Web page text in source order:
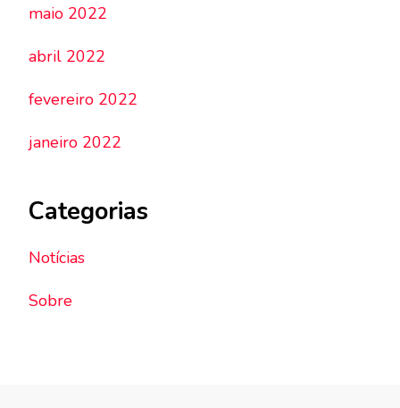
maio 2022
abril 2022
fevereiro 2022
janeiro 2022
Categorias
Notícias
Sobre